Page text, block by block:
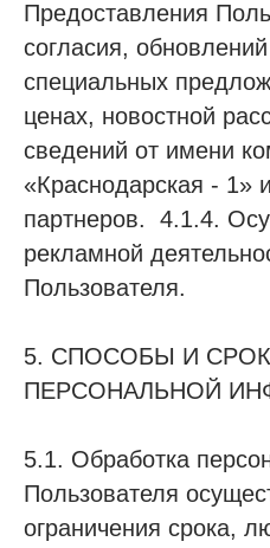
Предоставления
согласия,
специальных
ценах, новостной
сведений от имени
«Краснодарская - 1»
партнеров. 4.1.4.
рекламной
Пользователя.
5. СПОСОБЫ И
ПЕРСОНАЛЬНОЙ
5.1. Обработка
Пользователя
ограничения срока,